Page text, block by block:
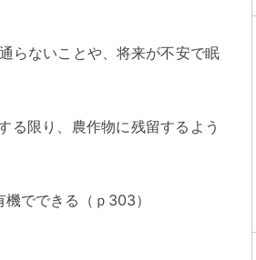
らないことや、将来が不安で眠
る限り、農作物に残留するよう
でできる（ｐ303）